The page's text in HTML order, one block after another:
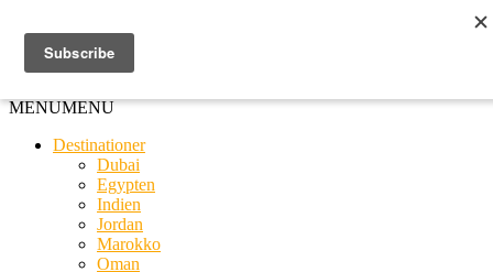
MENUMENU
Destinationer
Dubai
Egypten
Indien
Jordan
Marokko
Oman